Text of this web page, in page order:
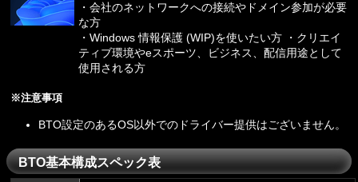
・会社のネットワークへの接続やドメイン参加が必要
な方
・Windows 情報保護 (WIP)を使いたい方 ・クリエイ
ティブ環境やeスポーツ、ビジネス、配信用途として
使用される方
※注意事項
BTO設定のあるOS以外でのドライバー提供はございません。
BTO基本構成スペック表